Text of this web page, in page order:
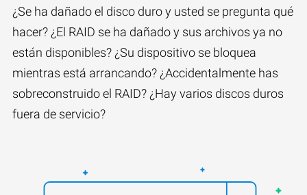
¿Se ha dañado el disco duro y usted se pregunta qué
hacer? ¿El RAID se ha dañado y sus archivos ya no
están disponibles? ¿Su dispositivo se bloquea
mientras está arrancando? ¿Accidentalmente has
sobreconstruido el RAID? ¿Hay varios discos duros
fuera de servicio?